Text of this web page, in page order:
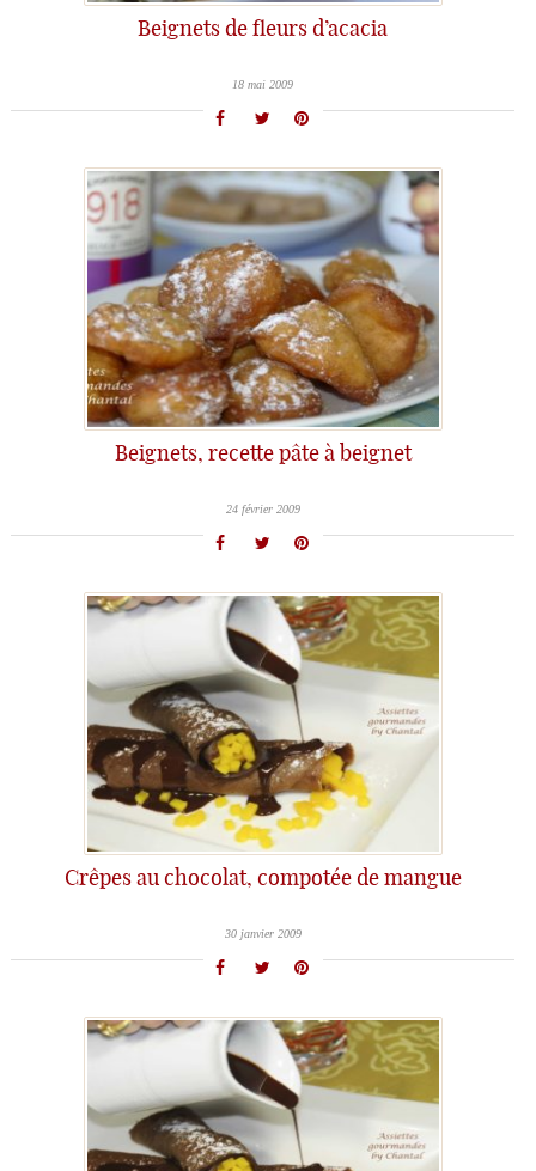
Beignets de fleurs d’acacia
18 mai 2009
Beignets, recette pâte à beignet
24 février 2009
Crêpes au chocolat, compotée de mangue
30 janvier 2009